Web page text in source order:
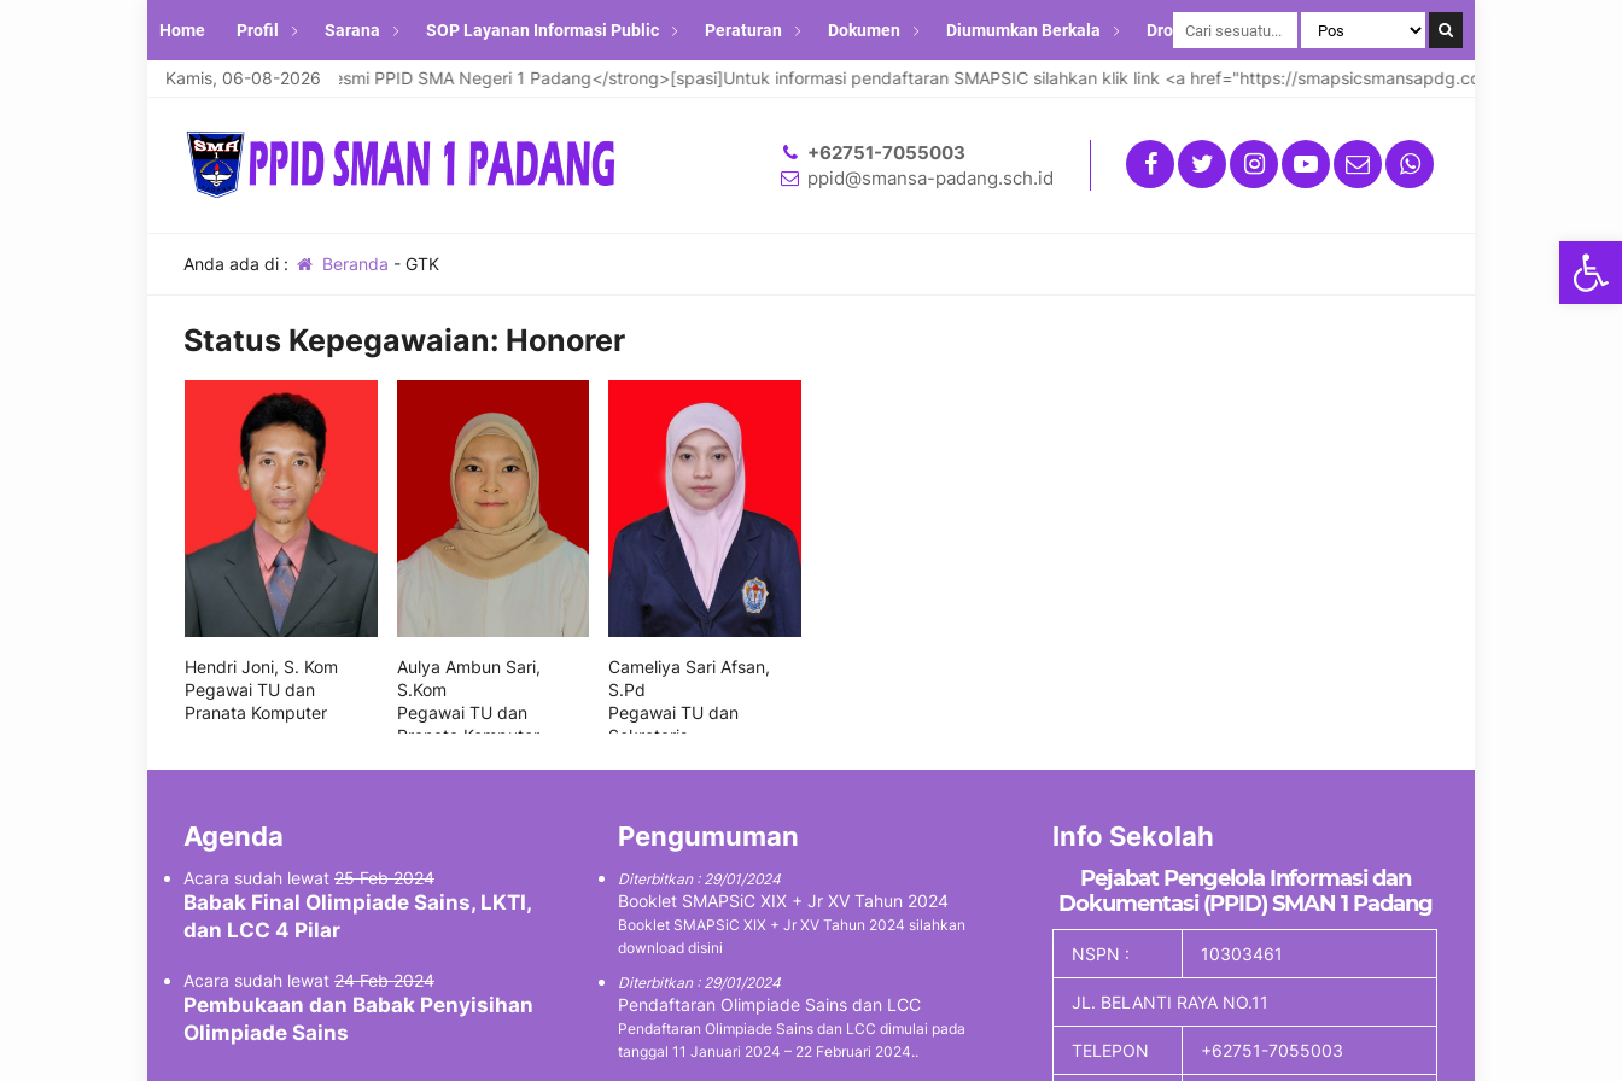
Home Profil Sarana SOP Layanan Informasi Public Peraturan Dokumen Diumumkan Berkala Drop Down
Kamis, 06-08-2026
Selamat Datang di Website Resmi PPID SMA Negeri 1 Padang</strong>[spasi]Untuk informasi pendaftaran SMAPSIC silahkan klik link <a href="https://smapsicsmansapdg.com"><strong>disini</
+62751-7055003
ppid@smansa-padang.sch.id
Anda ada di : Beranda - GTK
Status Kepegawaian: Honorer
Hendri Joni, S. Kom
Pegawai TU dan
Pranata Komputer
Aulya Ambun Sari,
S.Kom
Pegawai TU dan
Pranata Komputer
Cameliya Sari Afsan,
S.Pd
Pegawai TU dan
Sekretaris
Agenda
Acara sudah lewat 25 Feb 2024
Babak Final Olimpiade Sains, LKTI,
dan LCC 4 Pilar
Acara sudah lewat 24 Feb 2024
Pembukaan dan Babak Penyisihan
Olimpiade Sains
Pengumuman
Diterbitkan : 29/01/2024
Booklet SMAPSiC XIX + Jr XV Tahun 2024
Booklet SMAPSiC XIX + Jr XV Tahun 2024 silahkan
download disini
Diterbitkan : 29/01/2024
Pendaftaran Olimpiade Sains dan LCC
Pendaftaran Olimpiade Sains dan LCC dimulai pada
tanggal 11 Januari 2024 – 22 Februari 2024..
Info Sekolah
Pejabat Pengelola Informasi dan
Dokumentasi (PPID) SMAN 1 Padang
NSPN : 10303461
JL. BELANTI RAYA NO.11
TELEPON +62751-7055003